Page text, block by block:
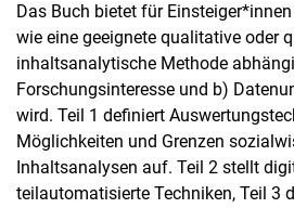
Journal articles
Monographs & Editorials
Edited Volumes
Das Buch bietet für
wie eine geeignete qualitative oder
inhaltsanalytische Methode
Forschungsinteresse und b)
wird. Teil 1 definiert
Möglichkeiten und Grenzen
Inhaltsanalysen auf. Teil 2 stellt
teilautomatisierte Techniken, Teil 3